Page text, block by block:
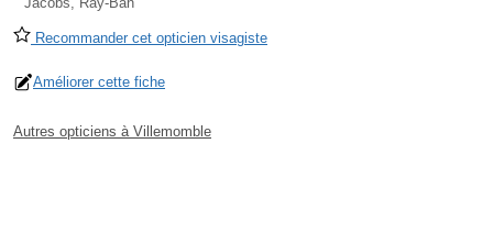
Recommander cet opticien visagiste
Améliorer cette fiche
Autres opticiens à Villemomble